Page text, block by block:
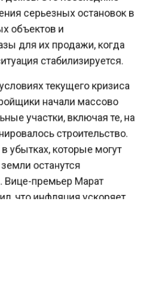
серьезных остановок в
объектов и
для их продажи, когда
стабилизируется.
текущего кризиса
начали массово
участки, включая те, на
строительство.
убытках, которые могут
останутся
Вице-премьер Марат
что инфляция ускоряет